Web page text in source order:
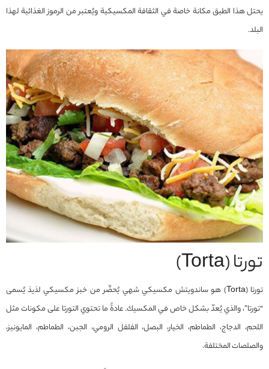
يحتل هذا الطبق مكانة خاصة في الثقافة المكسيكية ويُعتبر من الرموز الغذائية لهذا
البلد.
تورتا (Torta)
تورتا (Torta) هو ساندويتش مكسيكي شهي يُحضّر من خبز مكسيكي لذيذ يُسمى
“تورتا”، والذي يُعدّ بشكل خاص في المكسيك. عادةً ما تحتوي التورتا على مكونات مثل
اللحم، الدجاج، الطماطم، الخيار، البصل، الفلفل الرومي، الجبن، الطماطم، المايونيز،
والصلصات المختلفة.